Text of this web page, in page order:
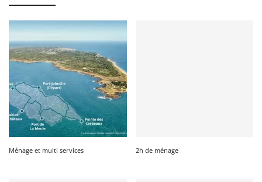
Français
Ménage et multi services 2h de ménage